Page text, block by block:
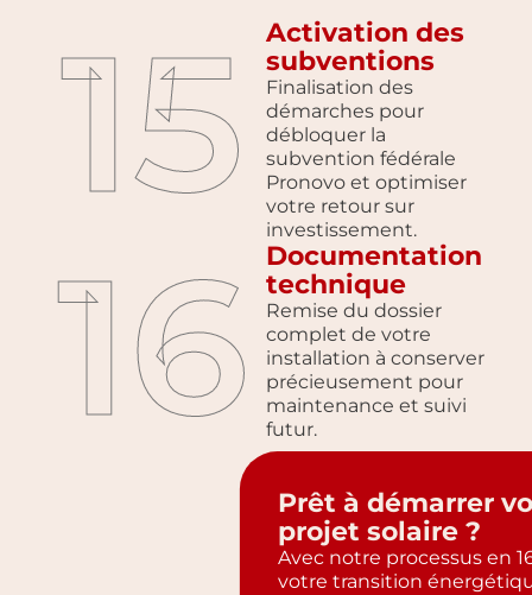
15
Activation des
subventions
Finalisation des
démarches pour
débloquer la
subvention fédérale
Pronovo et optimiser
votre retour sur
investissement.
16
Documentation
technique
Remise du dossier
complet de votre
installation à conserver
précieusement pour
maintenance et suivi
futur.
Prêt à démarrer
projet solaire ?
Avec notre processus en
votre transition